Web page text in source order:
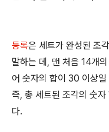
등록은 세트가 완성된 조
말하는 데, 맨 처음 14개
어 숫자의 합이 30 이상
즉, 총 세트된 조각의 숫
다.